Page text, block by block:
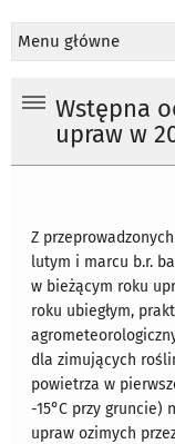
Menu główne
Wstępna
upraw w
Z
lutym i marcu b.r.
w bieżącym roku
roku ubiegłym,
dla zimujących
powietrza w
-15°C przy gruncie)
upraw ozimych